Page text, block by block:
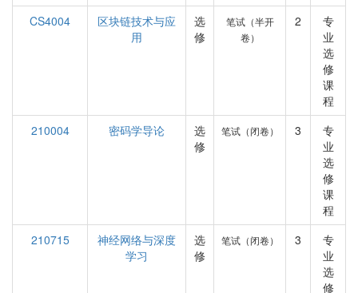
CS4004
区块链技术与应
用
选
修
笔试（半开
卷）
2
专
业
选
修
课
程
210004
密码学导论
选
修
笔试（闭卷） 3
专
业
选
修
课
程
210715
神经网络与深度
学习
选
修
笔试（闭卷） 3
专
业
选
修